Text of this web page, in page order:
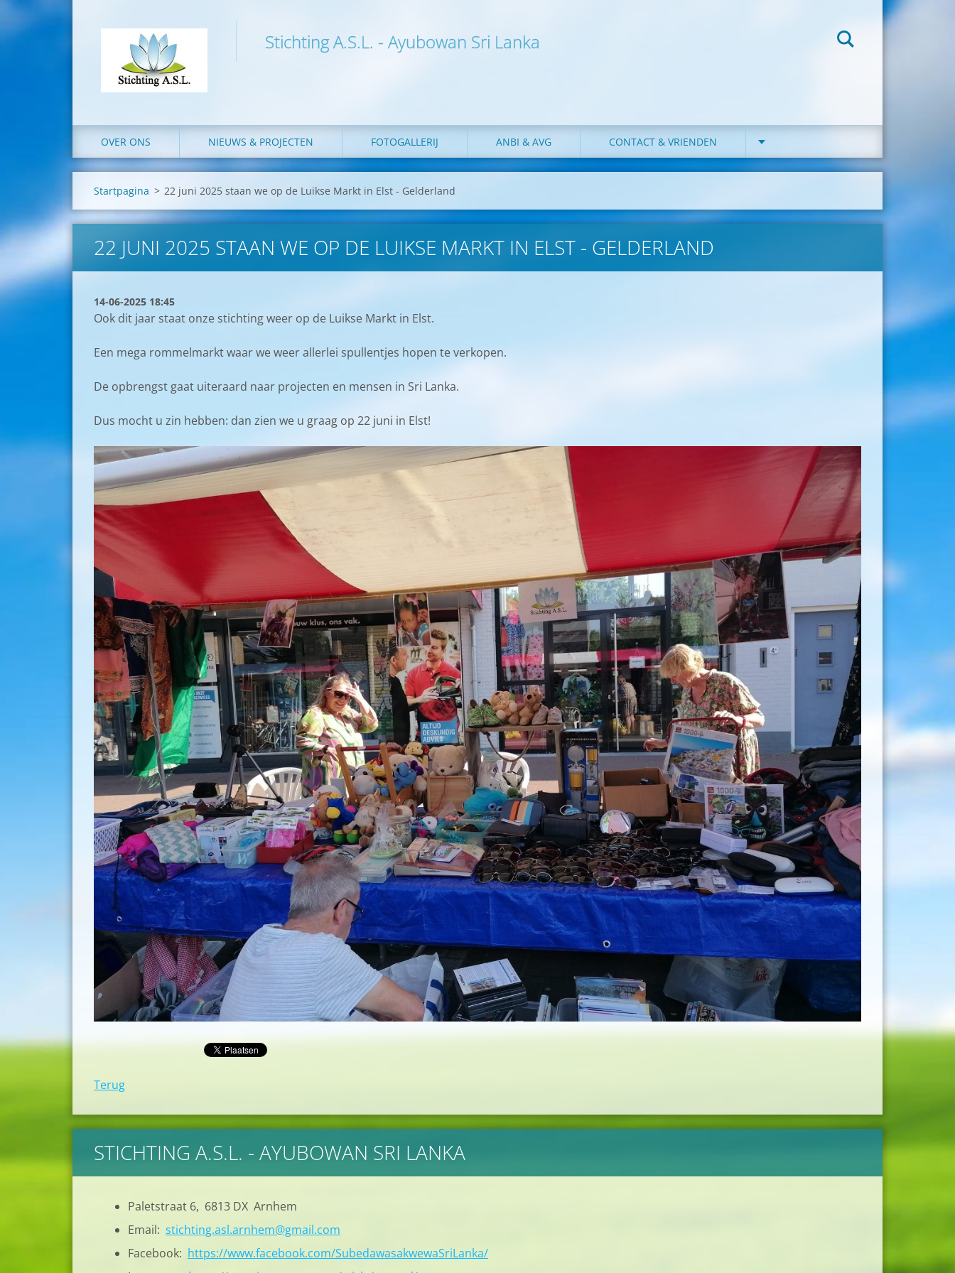
Stichting A.S.L. - Ayubowan Sri Lanka
OVER ONS NIEUWS & PROJECTEN FOTOGALLERIJ ANBI & AVG CONTACT & VRIENDEN
Startpagina > 22 juni 2025 staan we op de Luikse Markt in Elst - Gelderland
22 JUNI 2025 STAAN WE OP DE LUIKSE MARKT IN ELST - GELDERLAND
14-06-2025 18:45
Ook dit jaar staat onze stichting weer op de Luikse Markt in Elst.
Een mega rommelmarkt waar we weer allerlei spullentjes hopen te verkopen.
De opbrengst gaat uiteraard naar projecten en mensen in Sri Lanka.
Dus mocht u zin hebben: dan zien we u graag op 22 juni in Elst!
Terug
STICHTING A.S.L. - AYUBOWAN SRI LANKA
Paletstraat 6, 6813 DX Arnhem
Email: stichting.asl.arnhem@gmail.com
Facebook: https://www.facebook.com/SubedawasakwewaSriLanka/